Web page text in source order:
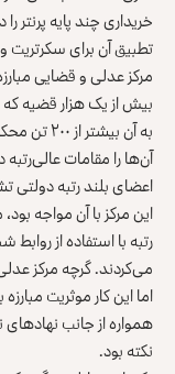
خریداری چند پایه پرنتر
تطبیق آن برای
مرکز عدلی و قضایی
بیش از یک هزار قضیه که
آن‌ها را مقامات
اعضای بلند رتبه
این مرکز با آن مواجه
رتبه با استفاده از
می‌کردند. گرچه مرکز
اما این کار موثریت
همواره از جانب
نکته بود.